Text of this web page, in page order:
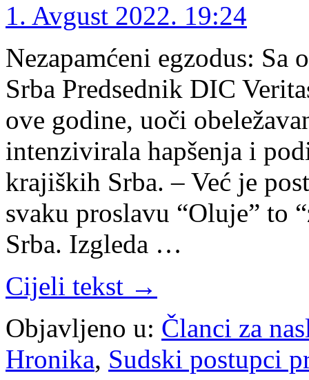
1. Avgust 2022. 19:24
Nezapamćeni egzodus: Sa
Srba Predsednik DIC
ove godine, uoči
intenzivirala hapšenja i
krajiških Srba. – Već je
svaku proslavu “Oluje” to
Srba. Izgleda …
Cijeli tekst →
Objavljeno u: Članci za
Hronika, Sudski postupci